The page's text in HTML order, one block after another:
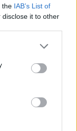
the IAB’s List of
it to other